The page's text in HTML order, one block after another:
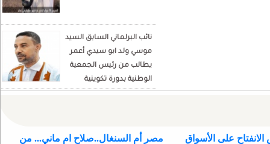
نائب البرلماني السابق السيد
موسي ولد ابو سيدي أعمر
يطالب من رئيس الجمعية
الوطنية بدورة تكوينية
للنواب الجديد
على الأسواق
مصر أم السنغال..صلاح ام ماني... من